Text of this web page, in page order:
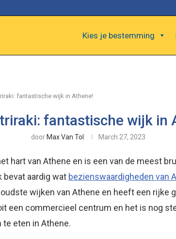
Kies je bestemming
fantastische wijk in Athene!
fantastische wijk in
door Max Van Tol March 27, 2023
hart van Athene en is een van de meest
bevat aardig wat bezienswaardigheden van
wijken van Athene en heeft een rijke
een commercieel centrum en het is nog
eten in Athene.